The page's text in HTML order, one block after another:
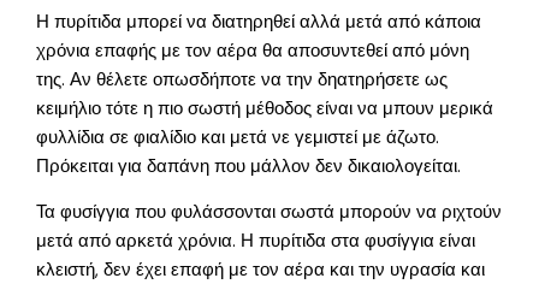
Η πυρίτιδα μπορεί να διατηρηθεί αλλά μετά από κάποια
χρόνια επαφής με τον αέρα θα αποσυντεθεί από μόνη
της. Αν θέλετε οπωσδήποτε να την δηατηρήσετε ως
κειμήλιο τότε η πιο σωστή μέθοδος είναι να μπουν μερικά
φυλλίδια σε φιαλίδιο και μετά νε γεμιστεί με άζωτο.
Πρόκειται για δαπάνη που μάλλον δεν δικαιολογείται.
Τα φυσίγγια που φυλάσσονται σωστά μπορούν να ριχτούν
μετά από αρκετά χρόνια. Η πυρίτιδα στα φυσίγγια είναι
κλειστή, δεν έχει επαφή με τον αέρα και την υγρασία και